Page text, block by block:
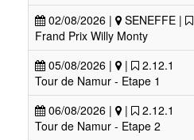
02/08/2026 |
SENEFFE |
Frand Prix Willy Monty
05/08/2026 |
|
2.12.1
Tour de Namur - Etape 1
06/08/2026 |
|
2.12.1
Tour de Namur - Etape 2